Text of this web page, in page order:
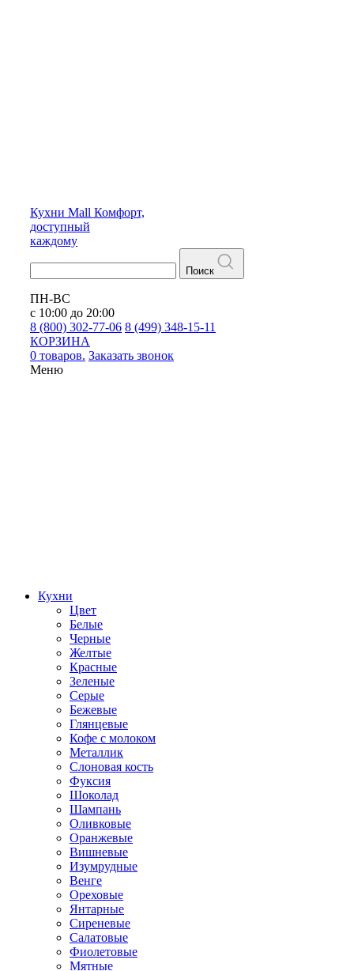
Кухни Mall Комфорт,
доступный
каждому
Поиск
ПН-ВС
с 10:00 до 20:00
8 (800) 302-77-06 8 (499) 348-15-11
КОРЗИНА
0 товаров. Заказать звонок
Меню
Кухни
Цвет
Белые
Черные
Желтые
Красные
Зеленые
Серые
Бежевые
Глянцевые
Кофе с молоком
Металлик
Слоновая кость
Фуксия
Шоколад
Шампань
Оливковые
Оранжевые
Вишневые
Изумрудные
Венге
Ореховые
Янтарные
Сиреневые
Салатовые
Фиолетовые
Мятные